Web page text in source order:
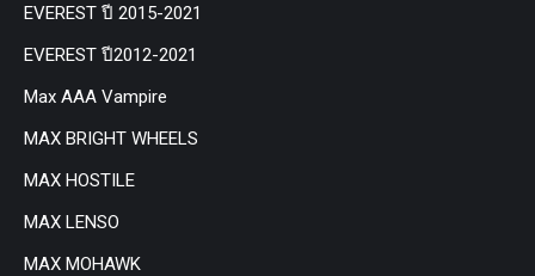
EVEREST ปี 2015-2021
EVEREST ปี2012-2021
Max AAA Vampire
MAX BRIGHT WHEELS
MAX HOSTILE
MAX LENSO
MAX MOHAWK